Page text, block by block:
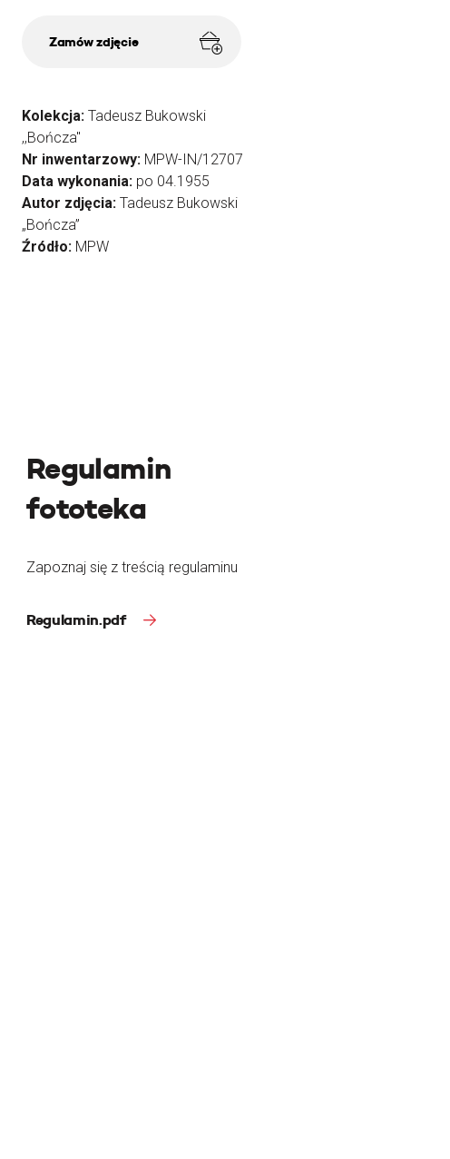
Zamów zdjęcie
Kolekcja: Tadeusz Bukowski
,,Bończa"
Nr inwentarzowy: MPW-IN/12707
Data wykonania: po 04.1955
Autor zdjęcia: Tadeusz Bukowski
„Bończa”
Źródło: MPW
Regulamin
fototeka
Zapoznaj się z treścią regulaminu
Regulamin.pdf